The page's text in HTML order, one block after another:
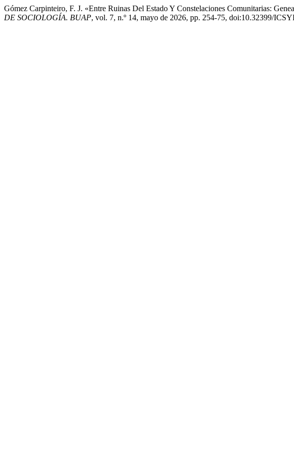
Gómez Carpinteiro, F. J. «Entre Ruinas Del Estado Y Constelaciones Comunitarias:
DE SOCIOLOGÍA. BUAP, vol. 7, n.º 14, mayo de 2026, pp. 254-75, doi:10.32399/